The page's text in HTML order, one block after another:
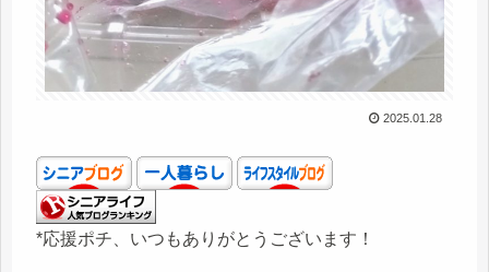
2025.01.28
*応援ポチ、いつもありがとうございます！